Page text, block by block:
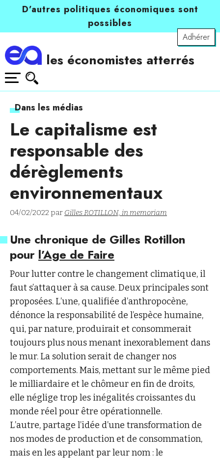
D’autres politiques économiques sont
possibles
Adhérer
les économistes atterrés
Dans les médias
Le capitalisme est
responsable des
dérèglements
environnementaux
04/02/2022 par Gilles ROTILLON, in memoriam
Une chronique de Gilles Rotillon
pour l’Age de Faire
Pour lutter contre le changement climatique, il
faut s’attaquer à sa cause. Deux principales sont
proposées. L’une, qualifiée d’anthropocène,
dénonce la responsabilité de l’espèce humaine,
qui, par nature, produirait et consommerait
toujours plus nous menant inexorablement dans
le mur. La solution serait de changer nos
comportements. Mais, mettant sur le même pied
le milliardaire et le chômeur en fin de droits,
elle néglige trop les inégalités croissantes du
monde réel pour être opérationnelle.
L’autre, partage l’idée d’une transformation de
nos modes de production et de consommation,
mais en les appelant par leur nom : le